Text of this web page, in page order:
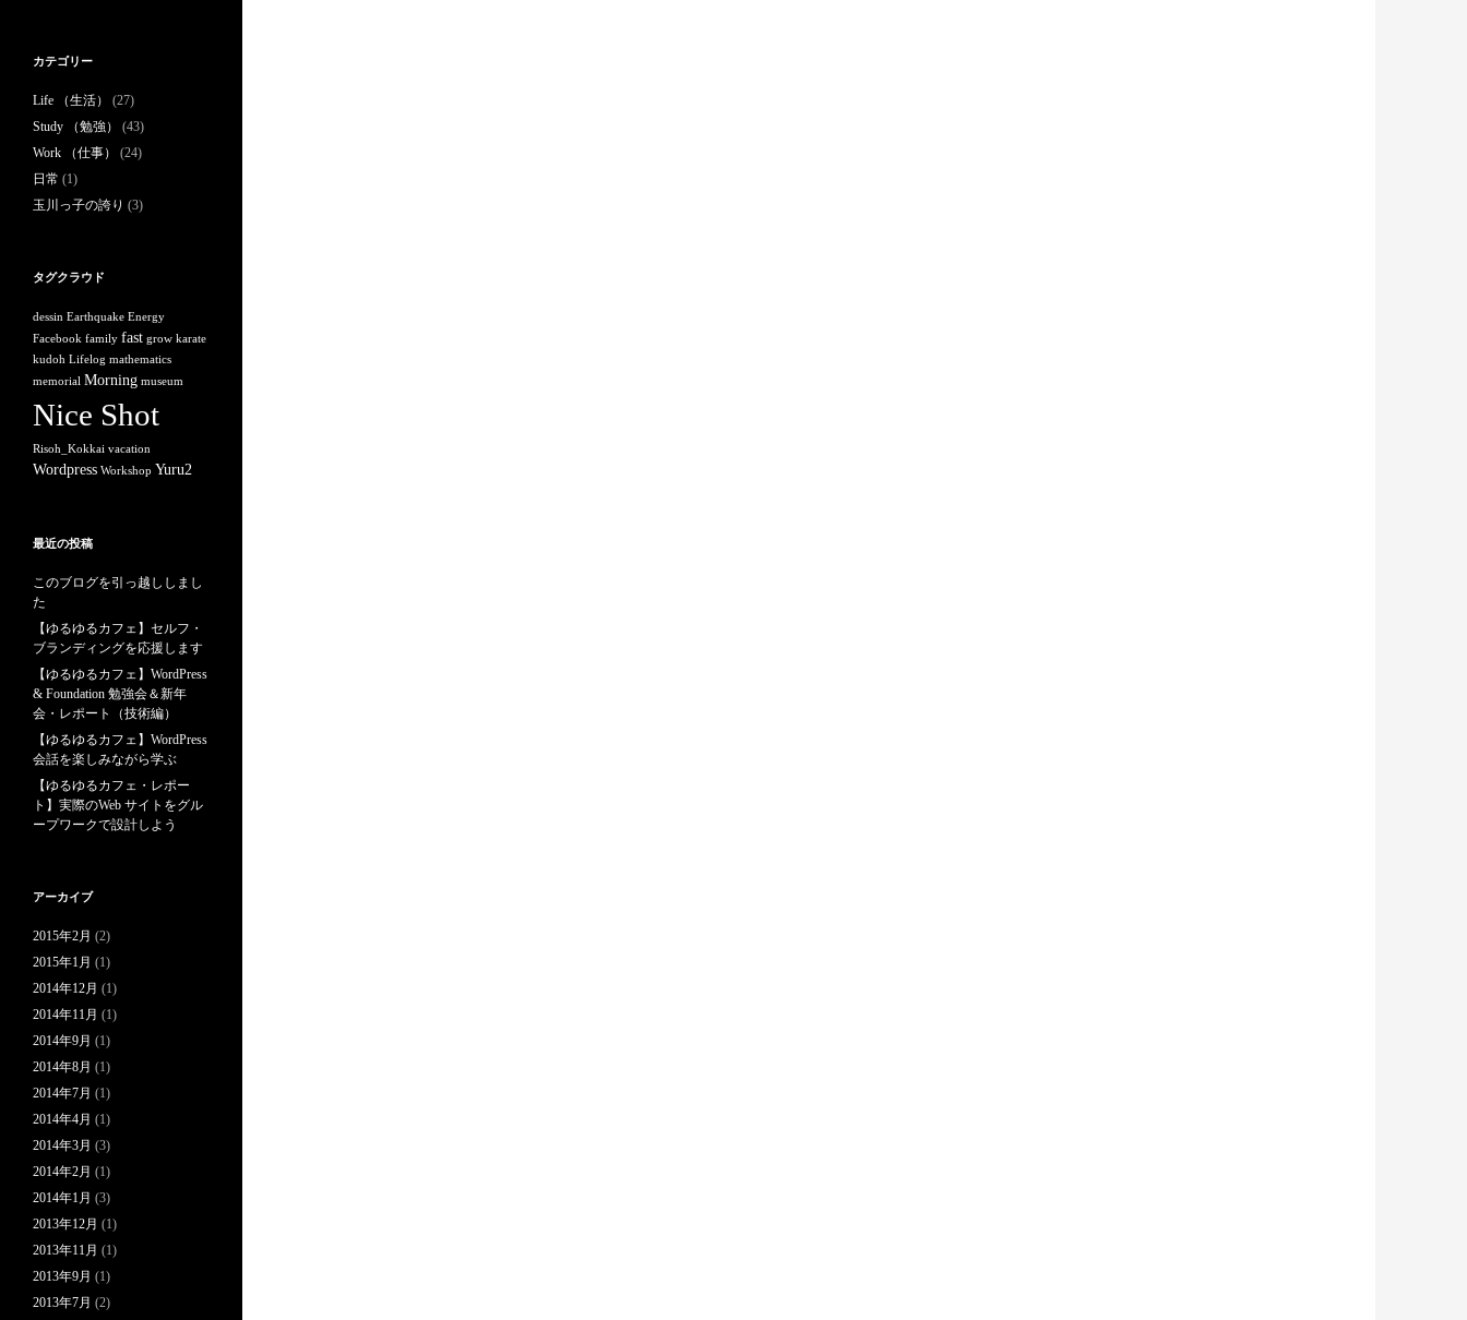
カテゴリー
Life （生活）
(27)
Study （勉強）
(43)
Work （仕事）
(24)
日常 (1)
玉川っ子の誇り (3)
タグクラウド
dessin Earthquake Energy
Facebook family fast grow karate
kudoh Lifelog mathematics
memorial Morning museum
Nice Shot
Risoh_Kokkai vacation
Wordpress Workshop Yuru2
最近の投稿
このブログを引っ越ししまし
た
【ゆるゆるカフェ】セルフ・
ブランディングを応援します
【ゆるゆるカフェ】WordPress
& Foundation 勉強会＆新年
会・レポート（技術編）
【ゆるゆるカフェ】WordPress
会話を楽しみながら学ぶ
【ゆるゆるカフェ・レポー
ト】実際のWeb サイトをグル
ープワークで設計しよう
アーカイブ
2015年2月 (2)
2015年1月 (1)
2014年12月 (1)
2014年11月 (1)
2014年9月 (1)
2014年8月 (1)
2014年7月 (1)
2014年4月 (1)
2014年3月 (3)
2014年2月 (1)
2014年1月 (3)
2013年12月 (1)
2013年11月 (1)
2013年9月 (1)
2013年7月 (2)